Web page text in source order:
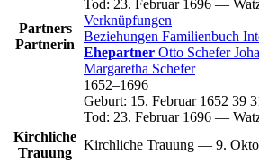
Partners
Partnerin
Tod: 23. Februar 1696 —
Verknüpfungen
Beziehungen Familienbuch
Ehepartner Otto Schefer
Margaretha Schefer
1652–1696
Geburt: 15. Februar 1652 39
Tod: 23. Februar 1696 —
Kirchliche
Trauung
Kirchliche Trauung — 9.